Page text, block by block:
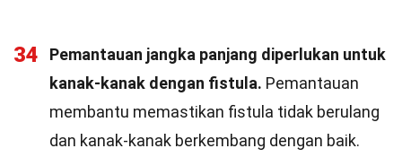
34
Pemantauan jangka panjang diperlukan untuk
kanak-kanak dengan fistula. Pemantauan
membantu memastikan fistula tidak berulang
dan kanak-kanak berkembang dengan baik.